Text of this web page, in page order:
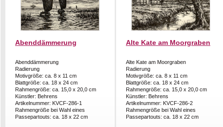
Abenddämmerung
Abenddämmerung
Radierung
Motivgröße: ca. 8 x 11 cm
Blattgröße: ca. 18 x 24 cm
Rahmengröße: ca. 15,0 x 20,0 cm
Künstler: Behrens
Artikelnummer: KVCF-286-1
Rahmengröße bei Wahl eines
Passepartouts: ca. 18 x 22 cm
Alte Kate am Moorgraben
Alte Kate am Moorgraben
Radierung
Motivgröße: ca. 8 x 11 cm
Blattgröße: ca. 18 x 24 cm
Rahmengröße: ca. 15,0 x 20,0 cm
Künstler: Behrens
Artikelnummer: KVCF-286-2
Rahmengröße bei Wahl eines
Passepartouts: ca. 18 x 22 cm